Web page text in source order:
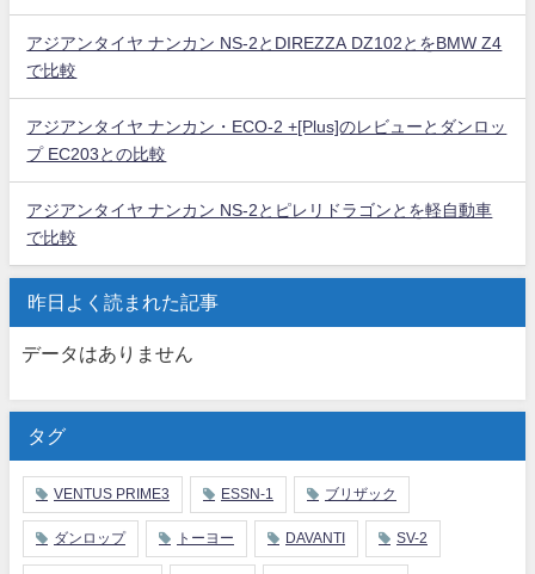
アジアンタイヤ ナンカン NS-2とDIREZZA DZ102とをBMW Z4
で比較
アジアンタイヤ ナンカン・ECO-2 +[Plus]のレビューとダンロッ
プ EC203との比較
アジアンタイヤ ナンカン NS-2とピレリドラゴンとを軽自動車
で比較
昨日よく読まれた記事
データはありません
タグ
VENTUS PRIME3 ESSN-1 ブリザック
ダンロップ トーヨー DAVANTI SV-2